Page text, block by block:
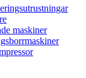
maskiner